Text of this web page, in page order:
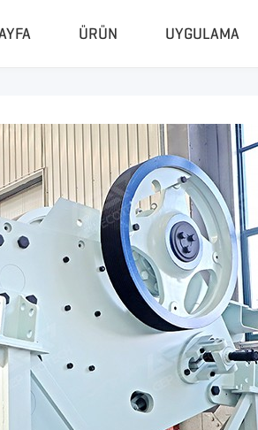
ÜRÜN
Balya Presi
Makinesi
Granülatör
Pelet Makinesi
Kapalı
Mobil
Mobil
Kauçuk
Lastik
Taşınabilir
UYGULAMA